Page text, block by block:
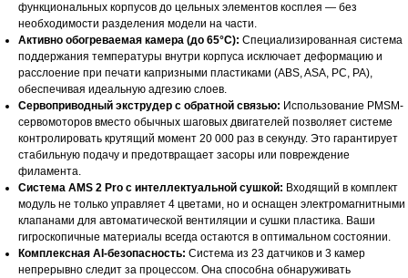
функциональных корпусов до цельных элементов косплея — без
необходимости разделения модели на части.
Активно обогреваемая камера (до 65°C): Специализированная система
поддержания температуры внутри корпуса исключает деформацию и
расслоение при печати капризными пластиками (ABS, ASA, PC, PA),
обеспечивая идеальную адгезию слоев.
Сервоприводный экструдер с обратной связью: Использование PMSM-
сервомоторов вместо обычных шаговых двигателей позволяет системе
контролировать крутящий момент 20 000 раз в секунду. Это гарантирует
стабильную подачу и предотвращает засоры или повреждение
филамента.
Система AMS 2 Pro с интеллектуальной сушкой: Входящий в комплект
модуль не только управляет 4 цветами, но и оснащен электромагнитными
клапанами для автоматической вентиляции и сушки пластика. Ваши
гигроскопичные материалы всегда остаются в оптимальном состоянии.
Комплексная AI-безопасность: Система из 23 датчиков и 3 камер
непрерывно следит за процессом. Она способна обнаруживать